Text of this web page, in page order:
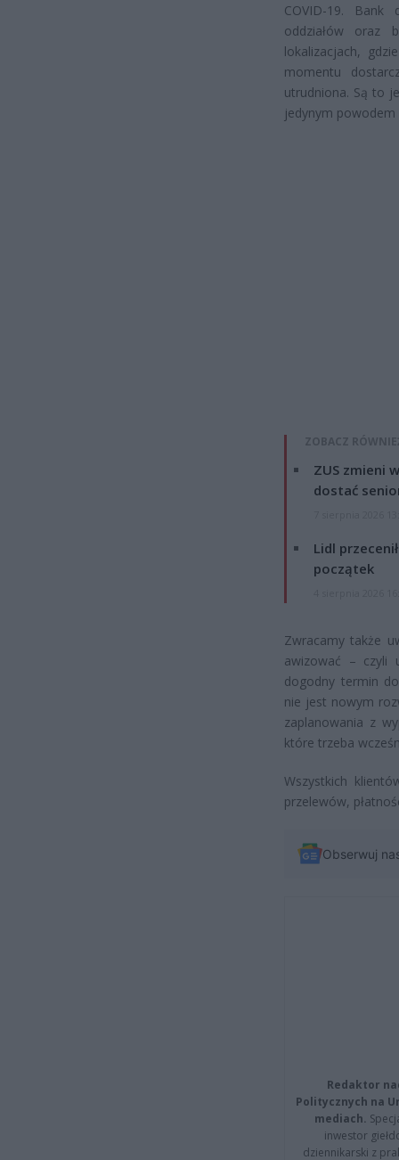
COVID-19.
oddziałów oraz
lokalizacjach,
momentu
utrudniona. Są to
jedynym
ZOBACZ
ZUS zmieni
dostać
Lidl
początek
Zwracamy także
awizować – czyli
dogodny termin
nie jest nowym
zaplanowania z
które trzeba
Wszystkich
przelewów,
Obserwuj
Redaktor
Politycznych na
mediach.
inwestor
dziennikarski z